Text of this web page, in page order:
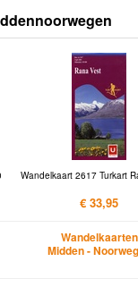
Wandelkaart 2617 Turkart
€ 33,95
Wandelkaarten
Midden -